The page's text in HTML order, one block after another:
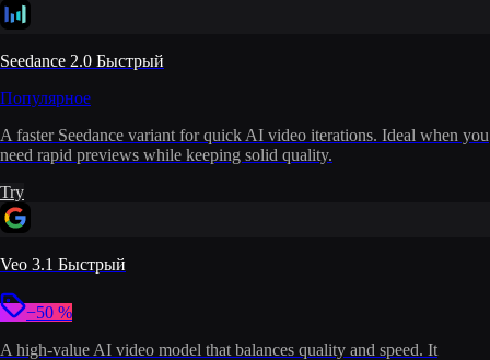
Seedance 2.0 Быстрый
Популярное
A faster Seedance variant for quick AI video iterations. Ideal when you
need rapid previews while keeping solid quality.
Try
Veo 3.1 Быстрый
−50 %
A high-value AI video model that balances quality and speed. It